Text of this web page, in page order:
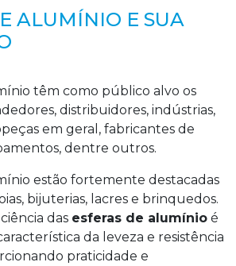
ALUMÍNIO E SUA
têm como público alvo os
distribuidores, indústrias,
em geral, fabricantes de
dentre outros.
estão fortemente destacadas
bijuterias, lacres e brinquedos.
das esferas de alumínio é
da leveza e resistência
praticidade e